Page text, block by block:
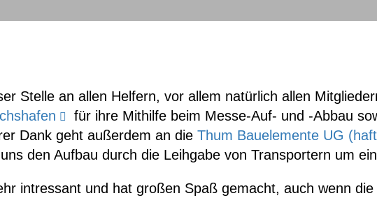
Stelle an allen Helfern, vor allem natürlich allen
für ihre Mithilfe beim Messe-Auf- und -Abbau
Dank geht außerdem an die Thum Bauelemente UG
den Aufbau durch die Leihgabe von Transportern um
intressant und hat großen Spaß gemacht, auch wenn